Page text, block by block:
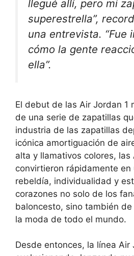
llegué allí, pero mi
superestrella”,
una entrevista. “Fue
cómo la gente
ella”.
El debut de las Air Jordan 1
de una serie de zapatillas
industria de las zapatillas
icónica amortiguación de
alta y llamativos colores, las
convirtieron rápidamente en
rebeldía, individualidad y
corazones no solo de los
baloncesto, sino también
la moda de todo el mundo.
Desde entonces, la línea